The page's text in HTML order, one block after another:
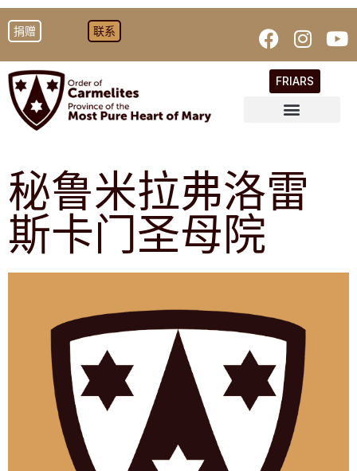
捐赠 联系
FRIARS
秘鲁米拉弗洛雷
斯卡门圣母院